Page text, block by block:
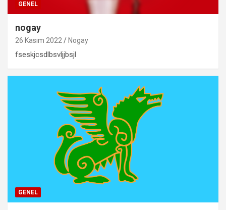
GENEL
nogay
26 Kasım 2022 Nogay
fseskjcsdlbsvljjbsjl
GENEL